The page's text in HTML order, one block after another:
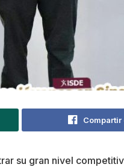
Compartir
su gran nivel